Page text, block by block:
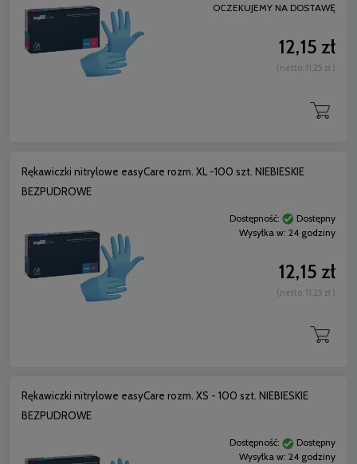
OCZEKUJEMY NA DOSTAWĘ
12,15 zł
(netto: 11,25 zł )
Rękawiczki nitrylowe easyCare rozm. XL -100 szt. NIEBIESKIE
BEZPUDROWE
Dostępność:
Dostępny
Wysyłka w: 24 godziny
12,15 zł
(netto: 11,25 zł )
Rękawiczki nitrylowe easyCare rozm. XS - 100 szt. NIEBIESKIE
BEZPUDROWE
Dostępność:
Dostępny
Wysyłka w: 24 godziny